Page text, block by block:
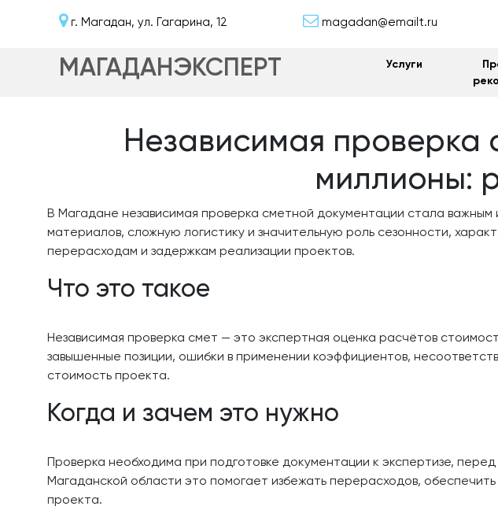
г. Магадан, ул. Гагарина, 12 magadan@emailt.ru
МАГАДАНЭКСПЕРТ Услуги
Независимая проверка
миллионы:
В Магадане независимая проверка сметной документации стала
материалов, сложную логистику и значительную роль сезонности,
перерасходам и задержкам реализации проектов.
Что это такое
Независимая проверка смет — это экспертная оценка расчётов
завышенные позиции, ошибки в применении коэффициентов,
стоимость проекта.
Когда и зачем это нужно
Проверка необходима при подготовке документации к экспертизе,
Магаданской области это помогает избежать перерасходов,
проекта.